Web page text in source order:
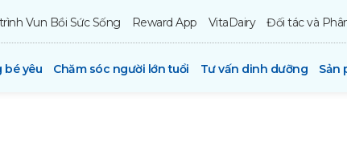
Vun Bồi Sức Sống Reward App VitaDairy Đối tác và
bé yêu Chăm sóc người lớn tuổi Tư vấn dinh dưỡng Sản